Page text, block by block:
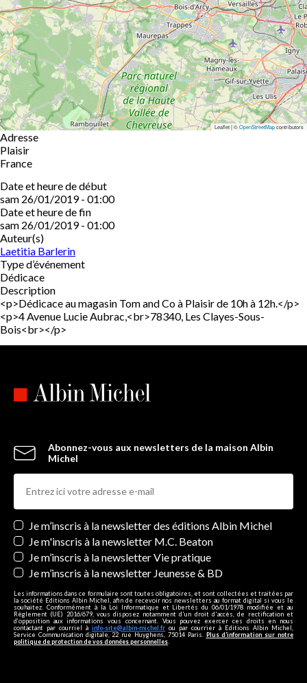
Leaflet | ©OpenStreetMapcontributors
Adresse
Plaisir
France
Date et heure de début
sam 26/01/2019 - 01:00
Date et heure de fin
sam 26/01/2019 - 01:00
Auteur(s)
Laetitia Barlerin
Type d’événement
Dédicace
Description
<p>Dédicace au magasin Tom and Co à Plaisir de 10h à 12h.</p>
<p>4 Avenue Lucie Aubrac,<br>78340, Les Clayes-Sous-
Bois<br></p>
Abonnez-vous aux newsletters de la maison Albin
Michel
Newsletters
Je m’inscris à la newsletter des éditions Albin Michel
Je m'inscris à la newsletter M.C. Beaton
Je m’inscris à la newsletter Vie pratique
Je m’inscris à la newsletter Jeunesse & BD
Les informations dans ce formulaire sont toutes obligatoires, et sont collectées et traitées par
la société Editions Albin Michel, afin de recevoir nos newsletters au format digital si vous le
souhaitez. Conformément à la Loi Informatique et Libertés du 06/01/1978 modifiée et au
Règlement (UE) 2016/679, vous disposez notamment d'un droit d'accès, de rectification et
d’opposition aux informations vous concernant. Vous pouvez exercer ces droits en nous
contactant par courriel à info-site@albin-michel.fr ou par courrier à Editions Albin Michel,
Service Communication digitale, 22 rue Huyghens, 75014 Paris. Plus d’information sur notre
politique de protection de vos données personnelles